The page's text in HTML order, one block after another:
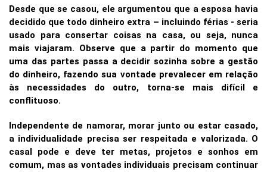
Desde que se casou, ele argumentou que a esposa havia
decidido que todo dinheiro extra – incluindo férias - seria
usado para consertar coisas na casa, ou seja, nunca
mais viajaram. Observe que a partir do momento que
uma das partes passa a decidir sozinha sobre a gestão
do dinheiro, fazendo sua vontade prevalecer em relação
às necessidades do outro, torna-se mais difícil e
conflituoso.
Independente de namorar, morar junto ou estar casado,
a individualidade precisa ser respeitada e valorizada. O
casal pode e deve ter metas, projetos e sonhos em
comum, mas as vontades individuais precisam continuar